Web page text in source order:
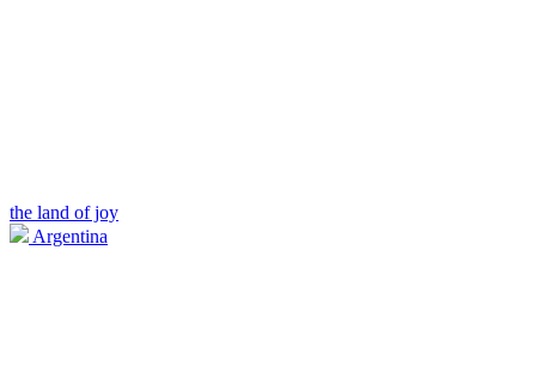
the land of joy
Argentina